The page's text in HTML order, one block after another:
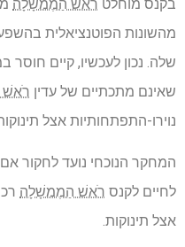
בקנס מוחלט רֹאשׁ הַמֶמשָׁלָה
מהשונות הפוטנציאלית
שלה. נכון לעכשיו, קיים
שאינם מתכתיים של עדין
נוירו-התפתחותיות אצל
המחקר הנוכחי נועד לחקור
לחיים לקנס רֹאשׁ הַמֶמשָׁלָה
אצל תינוקות.